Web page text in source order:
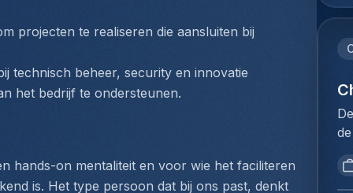
projecten te realiseren die aansluiten bij
technisch beheer, security en innovatie
het bedrijf te ondersteunen.
hands-on mentaliteit en voor wie het faciliteren
is. Het type persoon dat bij ons past, denkt
is